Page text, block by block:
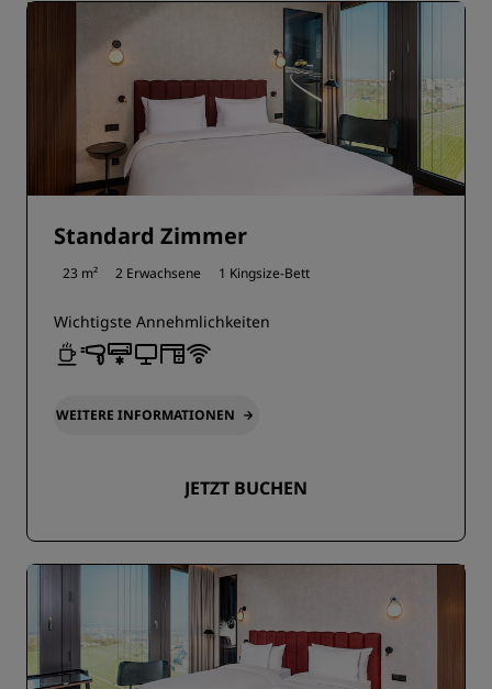
Standard Zimmer
23 m² 2 Erwachsene 1 Kingsize-Bett
Wichtigste Annehmlichkeiten
WEITERE INFORMATIONEN
JETZT BUCHEN